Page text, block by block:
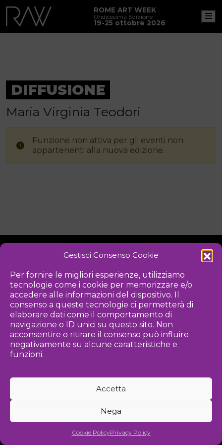
Gestisci Consenso Cookie
Per fornire le migliori esperienze, utilizziamo
tecnologie come i cookie per memorizzare e/o
accedere alle informazioni del dispositivo. Il
consenso a queste tecnologie ci permetterà di
elaborare dati come il comportamento di
navigazione o ID unici su questo sito. Non
acconsentire o ritirare il consenso può influire
negativamente su alcune caratteristiche e
funzioni.
Accetta
Nega
Cookie PolicyPrivacy Policy
ROME ART WEEK
Undicesima Edizione
19-25 ottobre 2026
DIFFUSIONE
Maria Virginia Teodori
Funzione non attiva per gli eventi non
appartenenti alla nuova edizione.
PRIVACY POLICY
Iniziativa
Associazione culturale per la promozione delle arti visive
2026 Associazione Kou - [cf] 97815340589